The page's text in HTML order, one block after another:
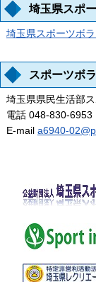
埼玉県スポ
埼玉県スポーツボ
スポーツボ
埼玉県県民生活部
電話 048-830-
E-mail a6940-